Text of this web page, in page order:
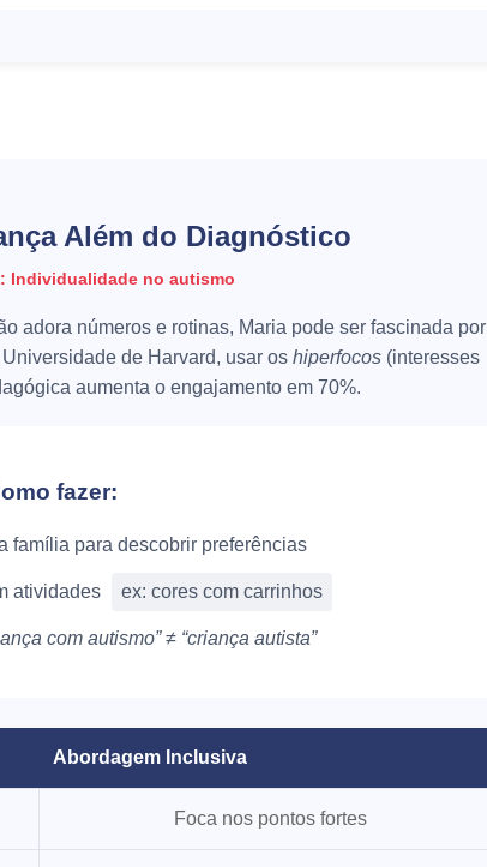
Além do Diagnóstico
Individualidade no autismo
adora números e rotinas, Maria pode ser fascinada por
Universidade de Harvard, usar os hiperfocos (interesses
aumenta o engajamento em 70%.
fazer:
família para descobrir preferências
atividades ex: cores com carrinhos
com autismo” ≠ “criança autista”
Abordagem Inclusiva
Foca nos pontos fortes